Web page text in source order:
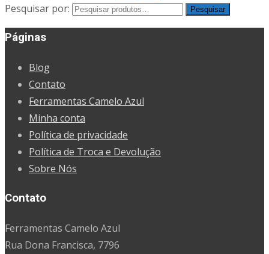
Pesquisar por: Pesquisar
Páginas
Blog
Contato
Ferramentas Camelo Azul
Minha conta
Política de privacidade
Política de Troca e Devolução
Sobre Nós
Contato
Ferramentas Camelo Azul
Rua Dona Francisca, 7796